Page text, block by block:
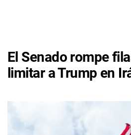
El Senado rompe
limitar a Trump en